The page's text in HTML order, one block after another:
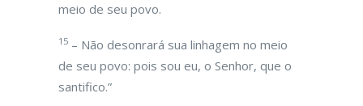
meio de seu povo.
15 – Não desonrará sua linhagem no meio
de seu povo: pois sou eu, o Senhor, que o
santifico.”